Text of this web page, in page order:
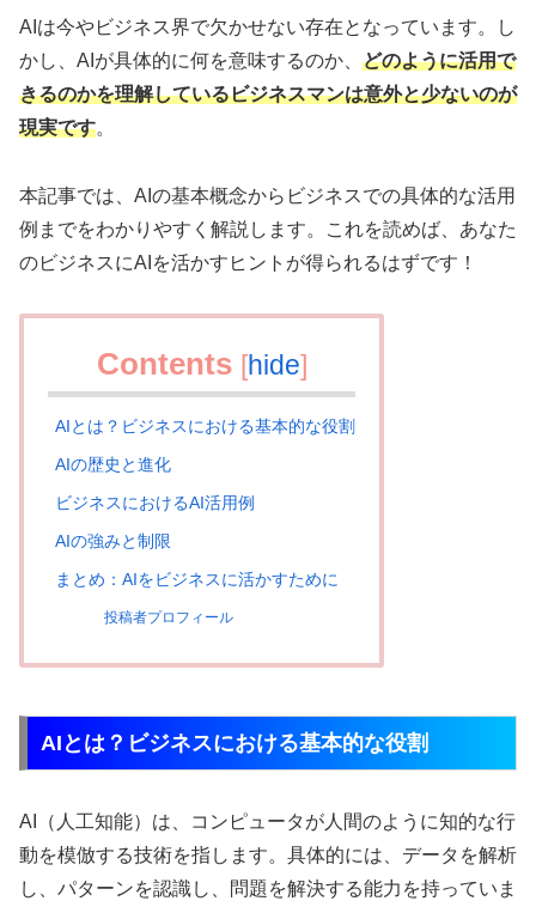
AIは今やビジネス界で欠かせない存在となっています。し
かし、AIが具体的に何を意味するのか、 どのように活用で
きるのかを理解しているビジネスマンは意外と少ないのが
現実です。
本記事では、AIの基本概念からビジネスでの具体的な活用
例までをわかりやすく解説します。これを読めば、あなた
のビジネスにAIを活かすヒントが得られるはずです！
Contents [hide]
AIとは？ビジネスにおける基本的な役割
AIの歴史と進化
ビジネスにおけるAI活用例
AIの強みと制限
まとめ：AIをビジネスに活かすために
投稿者プロフィール
AIとは？ビジネスにおける基本的な役割
AI（人工知能）は、コンピュータが人間のように知的な行
動を模倣する技術を指します。具体的には、データを解析
し、パターンを認識し、問題を解決する能力を持っていま